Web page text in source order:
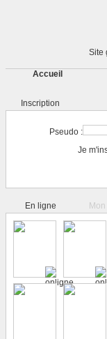
Site
Accueil
Inscription
Pseudo :
Je
En ligne